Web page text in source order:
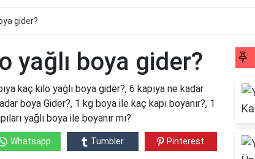
gider?
yağlı boya gider?
kaç kilo yağlı boya gider?, 6 kapıya ne kadar
boya Gider?, 1 kg boya ile kaç kapı boyanır?, 1
yağlı boya ile boyanır mı?
Whatsapp Tumbler Pinterest